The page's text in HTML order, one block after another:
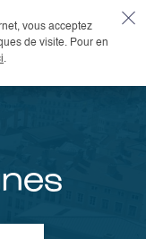
vous acceptez
de visite. Pour en
.